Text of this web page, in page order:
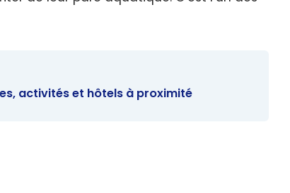
activités et hôtels à proximité